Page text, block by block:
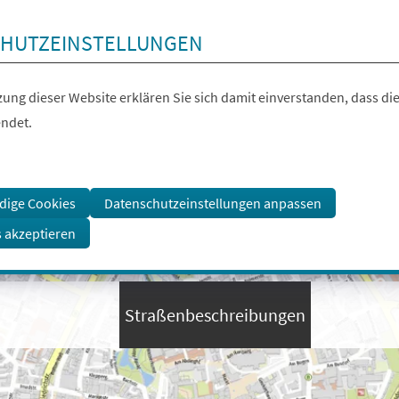
dieser Website erklären Sie sich damit einverstanden, dass
Cookies
Datenschutzeinstellungen anpassen
akzeptieren
Straßenbeschreibungen